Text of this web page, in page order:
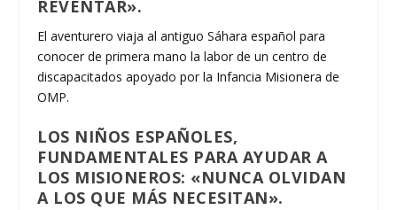
REVENTAR».
El aventurero viaja al antiguo Sáhara español para
conocer de primera mano la labor de un centro de
discapacitados apoyado por la Infancia Misionera de
OMP.
LOS NIÑOS ESPAÑOLES,
FUNDAMENTALES PARA AYUDAR A
LOS MISIONEROS: «NUNCA OLVIDAN
A LOS QUE MÁS NECESITAN».